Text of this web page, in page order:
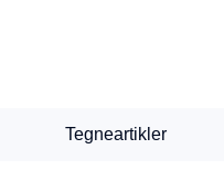
Tegneartikler